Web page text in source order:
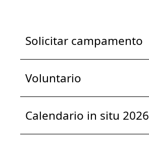
Solicitar campamento
Voluntario
Calendario in situ 2026